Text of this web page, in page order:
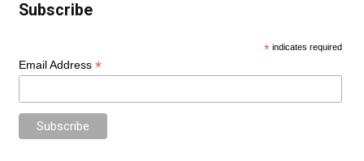
Subscribe
* indicates required
Email Address *